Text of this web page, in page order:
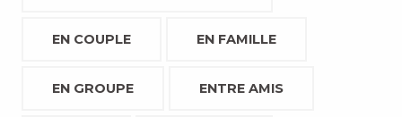
EN COUPLE EN FAMILLE
EN GROUPE ENTRE AMIS